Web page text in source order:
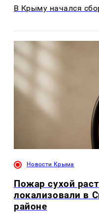
В Крыму начался
Новости Крыма
Пожар сухой
локализовали в
районе